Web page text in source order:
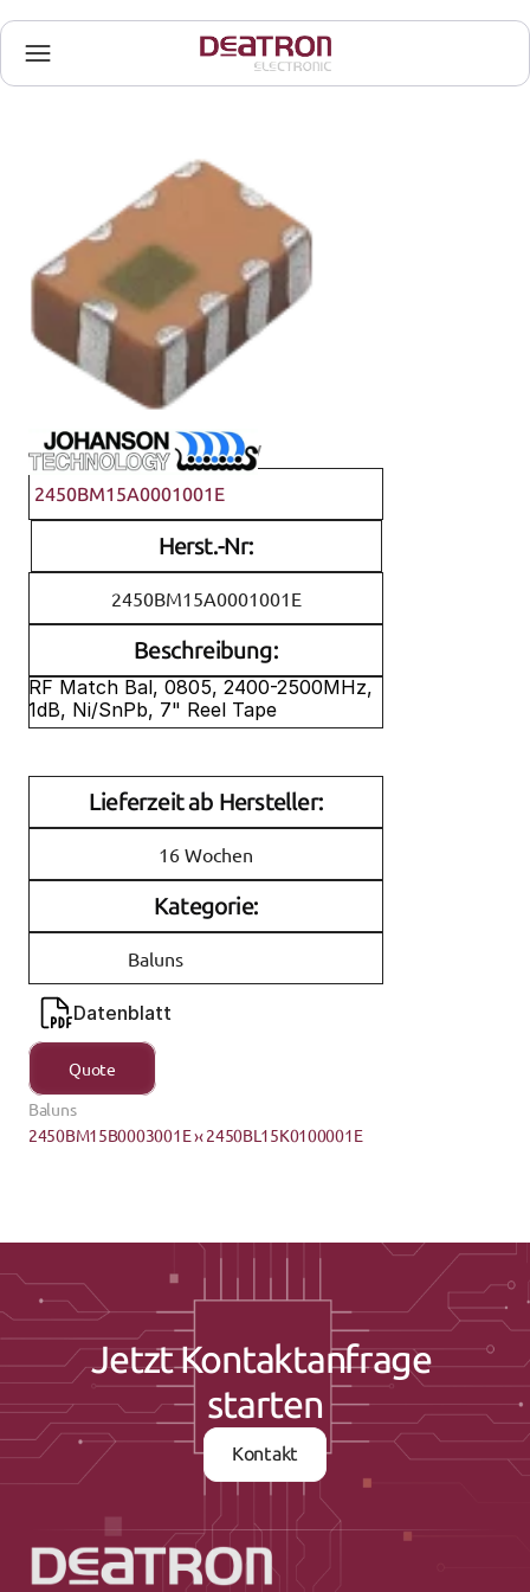
Johanson Technology
2450BM15A0001001E
Herst.-Nr:
2450BM15A0001001E
Beschreibung:
RF Match Bal, 0805, 2400-2500MHz,
1dB, Ni/SnPb, 7" Reel Tape
Lieferzeit ab Hersteller:
16 Wochen
Kategorie:
Baluns
Datenblatt
Quote
Baluns
2450BM15B0003001E ›‹ 2450BL15K0100001E
Jetzt Kontaktanfrage
starten
Kontakt